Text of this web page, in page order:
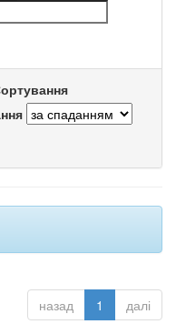
назад 1 далі